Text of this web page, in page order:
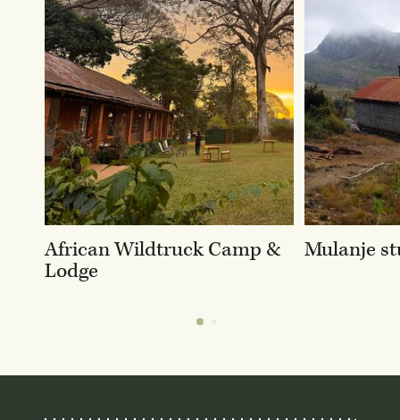
African Wildtruck Camp &
Lodge
Mulanje